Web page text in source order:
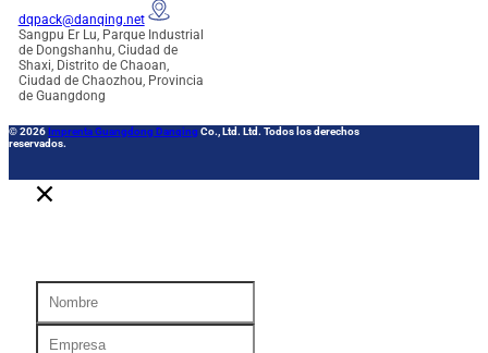
dqpack@danqing.net
Sangpu Er Lu, Parque Industrial
de Dongshanhu, Ciudad de
Shaxi, Distrito de Chaoan,
Ciudad de Chaozhou, Provincia
de Guangdong
© 2026Imprenta Guangdong Danqing Co., Ltd. Ltd. Todos los derechos
reservados.